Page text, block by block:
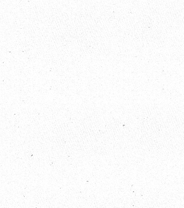
2022 / 12 / 08
歐比邁國際開發有限公司